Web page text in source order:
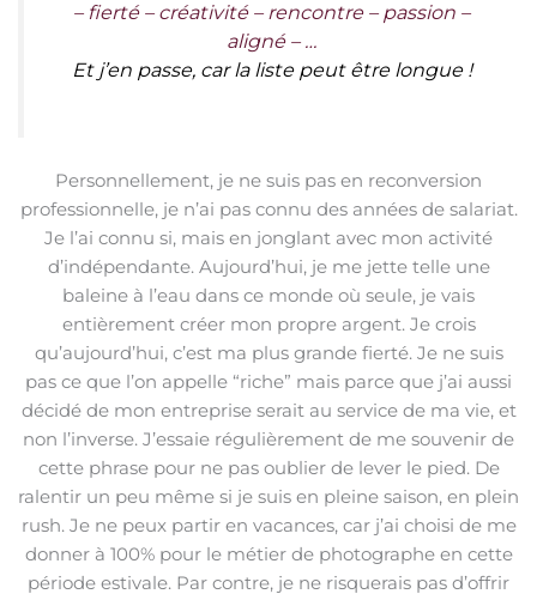
– fierté – créativité – rencontre – passion –
aligné – …
Et j’en passe, car la liste peut être longue !
Personnellement, je ne suis pas en reconversion
professionnelle, je n’ai pas connu des années de salariat.
Je l’ai connu si, mais en jonglant avec mon activité
d’indépendante. Aujourd’hui, je me jette telle une
baleine à l’eau dans ce monde où seule, je vais
entièrement créer mon propre argent. Je crois
qu’aujourd’hui, c’est ma plus grande fierté. Je ne suis
pas ce que l’on appelle “riche” mais parce que j’ai aussi
décidé de mon entreprise serait au service de ma vie, et
non l’inverse. J’essaie régulièrement de me souvenir de
cette phrase pour ne pas oublier de lever le pied. De
ralentir un peu même si je suis en pleine saison, en plein
rush. Je ne peux partir en vacances, car j’ai choisi de me
donner à 100% pour le métier de photographe en cette
période estivale. Par contre, je ne risquerais pas d’offrir